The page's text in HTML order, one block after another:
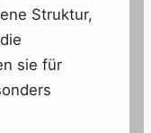
Struktur,
sie für